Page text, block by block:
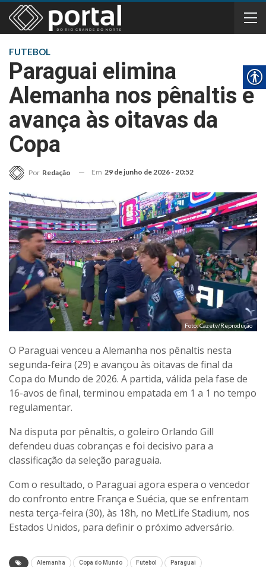
FUTEBOL
Paraguai elimina
Alemanha nos pênaltis e
avança às oitavas da
Copa
Por Redação Em 29 de junho de 2026 - 20:52
Foto: Cazetv/Reprodução
O Paraguai venceu a Alemanha nos pênaltis nesta
segunda-feira (29) e avançou às oitavas de final da
Copa do Mundo de 2026. A partida, válida pela fase de
16-avos de final, terminou empatada em 1 a 1 no tempo
regulamentar.
Na disputa por pênaltis, o goleiro Orlando Gill
defendeu duas cobranças e foi decisivo para a
classificação da seleção paraguaia.
Com o resultado, o Paraguai agora espera o vencedor
do confronto entre França e Suécia, que se enfrentam
nesta terça-feira (30), às 18h, no MetLife Stadium, nos
Estados Unidos, para definir o próximo adversário.
Alemanha Copa do Mundo Futebol Paraguai